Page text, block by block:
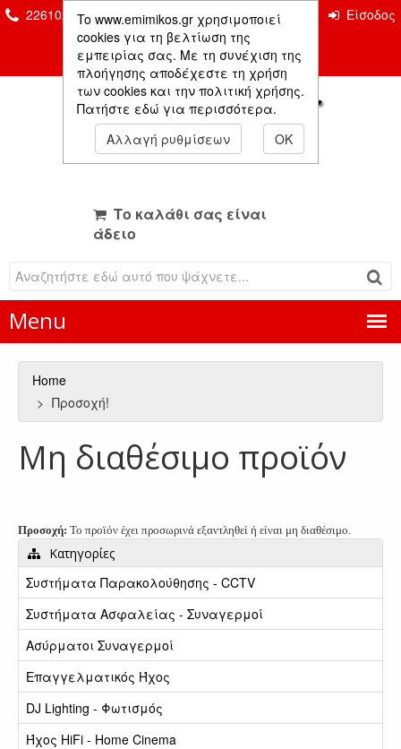
To www.emimikos.gr χρησιμοποιεί
cookies για τη βελτίωση της
εμπειρίας σας. Με τη συνέχιση της
πλοήγησης αποδέχεστε τη χρήση
των cookies και την πολιτική χρήσης.
Πατήστε εδώ για περισσότερα.
Αλλαγή ρυθμίσεων
OK
2261026435 & 2261081666 Επικοινωνία
Είσοδος
Μέλους
Το καλάθι σας είναι
άδειο
Menu
Home
Προσοχή!
Μη διαθέσιμο προϊόν
Προσοχή: Το προϊόν έχει προσωρινά εξαντληθεί ή είναι μη διαθέσιμο.
Κατηγορίες
Συστήματα Παρακολούθησης - CCTV
Συστήματα Ασφαλείας - Συναγερμοί
Ασύρματοι Συναγερμοί
Επαγγελματικός Ήχος
DJ Lighting - Φωτισμός
Ήχος HiFi - Home Cinema